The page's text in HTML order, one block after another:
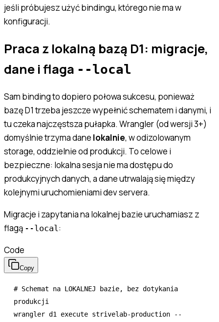
jeśli próbujesz użyć bindingu, którego nie ma w
konfiguracji.
Praca z lokalną bazą D1: migracje,
dane i flaga --local
Sam binding to dopiero połowa sukcesu, ponieważ
bazę D1 trzeba jeszcze wypełnić schematem i danymi, i
tu czeka najczęstsza pułapka. Wrangler (od wersji 3+)
domyślnie trzyma dane lokalnie, w odizolowanym
storage, oddzielnie od produkcji. To celowe i
bezpieczne: lokalna sesja nie ma dostępu do
produkcyjnych danych, a dane utrwalają się między
kolejnymi uruchomieniami dev servera.
Migracje i zapytania na lokalnej bazie uruchamiasz z
flagą --local :
Code
Copy
# Schemat na LOKALNEJ bazie, bez dotykania
produkcji
wrangler d1 execute strivelab-production --